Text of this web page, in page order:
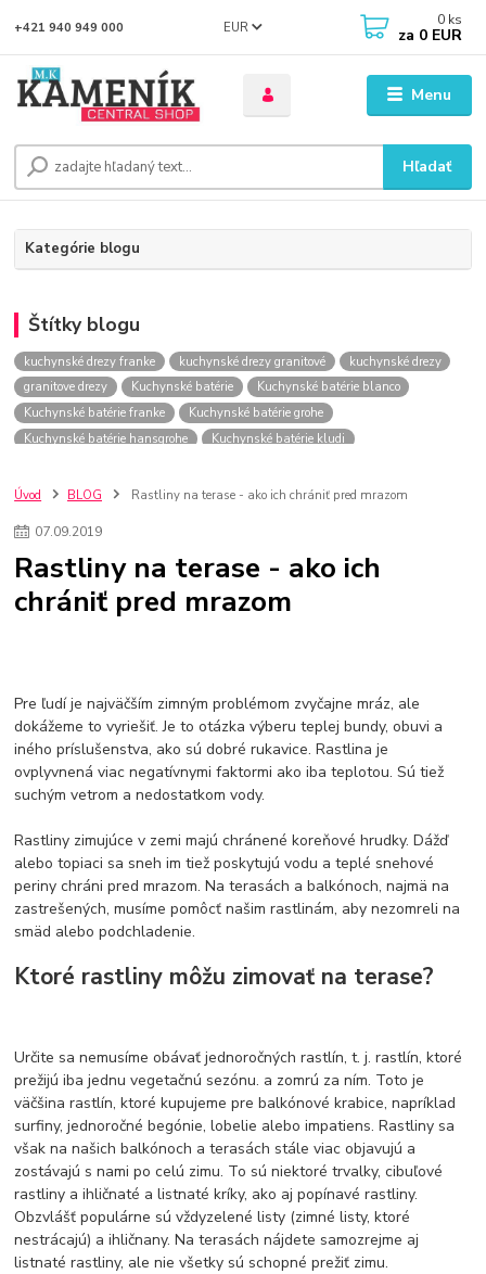
Menu
EUR
Hľadať
+421 940 949 000 0 ks
za 0 EUR
Kategórie blogu
Štítky blogu
kuchynské drezy franke kuchynské drezy granitové
kuchynské drezy
granitove drezy
Kuchynské batérie
Kuchynské batérie blanco
Kuchynské batérie franke
Kuchynské batérie grohe
Kuchynské batérie hansgrohe
Kuchynské batérie kludi
kuchynské batérie sagittarius
kuchynské batérie
vodovodné batérie
kuchynské drezy sety
kúpelňové batérie
vodovodné batérie do kúpelne kuchynske
bidetové batérie
vaňové batérie
sprchové batérie
vodovodné batérie blanco
Zápustné umývadlá
sprchový záves
vodovodná batéria
čierna kúpelňová batéria
vaňa retro
voľne stojaca vaňa
retro kúpeľne
Nákup tovaru pre firmy bez DPH
Bez DPH
Ako znížiť náklady
Ako znížiť náklady na firmu
szco nakup bez dph
szco nakup bez dph nakupovanie na firmu bez dph
Úvod BLOG Rastliny na terase - ako ich chrániť pred mrazom
07.09.2019
Rastliny na terase - ako ich
chrániť pred mrazom
Pre ľudí je najväčším zimným problémom zvyčajne mráz, ale
dokážeme to vyriešiť. Je to otázka výberu teplej bundy, obuvi a
iného príslušenstva, ako sú dobré rukavice. Rastlina je
ovplyvnená viac negatívnymi faktormi ako iba teplotou. Sú tiež
suchým vetrom a nedostatkom vody.
Rastliny zimujúce v zemi majú chránené koreňové hrudky. Dážď
alebo topiaci sa sneh im tiež poskytujú vodu a teplé snehové
periny chráni pred mrazom. Na terasách a balkónoch, najmä na
zastrešených, musíme pomôcť našim rastlinám, aby nezomreli na
smäd alebo podchladenie.
Ktoré rastliny môžu zimovať na terase?
Určite sa nemusíme obávať jednoročných rastlín, t. j. rastlín, ktoré
prežijú iba jednu vegetačnú sezónu. a zomrú za ním. Toto je
väčšina rastlín, ktoré kupujeme pre balkónové krabice, napríklad
surfiny, jednoročné begónie, lobelie alebo impatiens. Rastliny sa
však na našich balkónoch a terasách stále viac objavujú a
zostávajú s nami po celú zimu. To sú niektoré trvalky, cibuľové
rastliny a ihličnaté a listnaté kríky, ako aj popínavé rastliny.
Obzvlášť populárne sú vždyzelené listy (zimné listy, ktoré
nestrácajú) a ihličnany. Na terasách nájdete samozrejme aj
listnaté rastliny, ale nie všetky sú schopné prežiť zimu.